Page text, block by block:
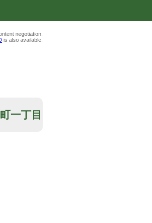
negotiation.
is also available.
一丁目